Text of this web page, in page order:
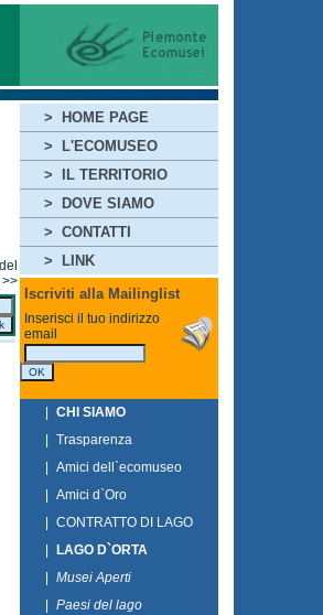
>
HOME PAGE
>
L'ECOMUSEO
>
IL TERRITORIO
>
DOVE SIAMO
> CONTATTI
>
LINK
Iscriviti alla Mailinglist
Inserisci il tuo indirizzo
email
CHI SIAMO
Trasparenza
Amici dell`ecomuseo
Amici d`Oro
CONTRATTO DI LAGO
LAGO D`ORTA
Musei Aperti
Paesi del lago